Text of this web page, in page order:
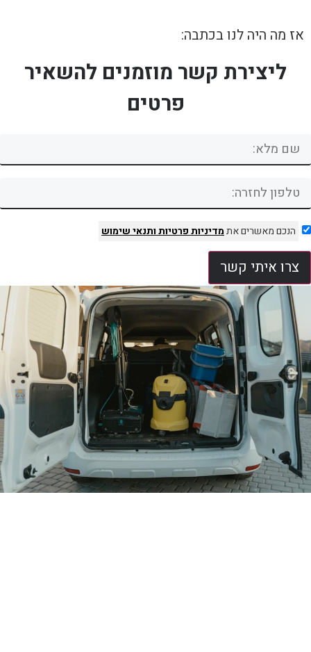
אז מה היה לנו בכתבה:
ליצירת קשר מוזמנים להשאיר
פרטים
הנכם מאשרים אתמדיניות פרטיותותנאי שימוש
צרו איתי קשר